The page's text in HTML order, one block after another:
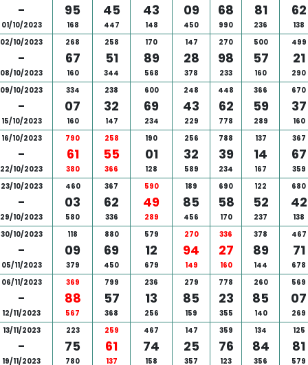
-
01/10/2023
95
168
45
447
43
148
09
450
68
990
81
236
62
138
02/10/2023
-
08/10/2023
268
67
160
258
51
344
170
89
568
147
28
378
270
98
233
500
57
160
499
21
290
09/10/2023
-
15/10/2023
334
07
160
238
32
147
600
69
234
248
43
229
448
62
778
366
59
289
670
37
160
16/10/2023
-
22/10/2023
790
61
380
258
55
366
190
01
128
256
32
589
788
39
234
137
14
167
367
67
359
23/10/2023
-
29/10/2023
460
03
580
367
62
336
590
49
289
189
85
456
690
58
170
122
52
237
680
42
138
30/10/2023
-
05/11/2023
118
09
379
880
69
450
579
12
679
270
94
149
336
27
160
378
89
144
467
71
678
06/11/2023
-
12/11/2023
369
88
567
799
57
368
236
13
256
279
85
159
778
23
355
260
85
140
569
07
269
13/11/2023
-
19/11/2023
223
75
780
259
61
137
467
74
158
147
25
357
359
76
123
134
84
356
125
81
579